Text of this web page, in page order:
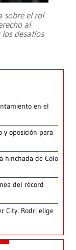
sobre el rol
al
desafíos
en el
y oposición para
hinchada de Colo
del récord
City: Rodri elige